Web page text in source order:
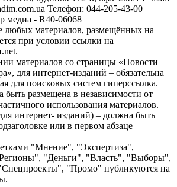
Телефон: 044-205-43-00
медиа - R40-06068
любых материалов, размещённых на
при условии ссылки на
материалов со страницы «Новости
для интернет-изданий – обязательна
для поисковых систем гиперссылка.
быть размещена в независимости от
использования материалов.
интернет- изданий) – должна быть
или в первом абзаце
"Мнение", "Экспертиза",
"Деньги", "Власть", "Выборы",
"Промо" публикуются на